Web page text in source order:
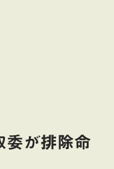
が排除命